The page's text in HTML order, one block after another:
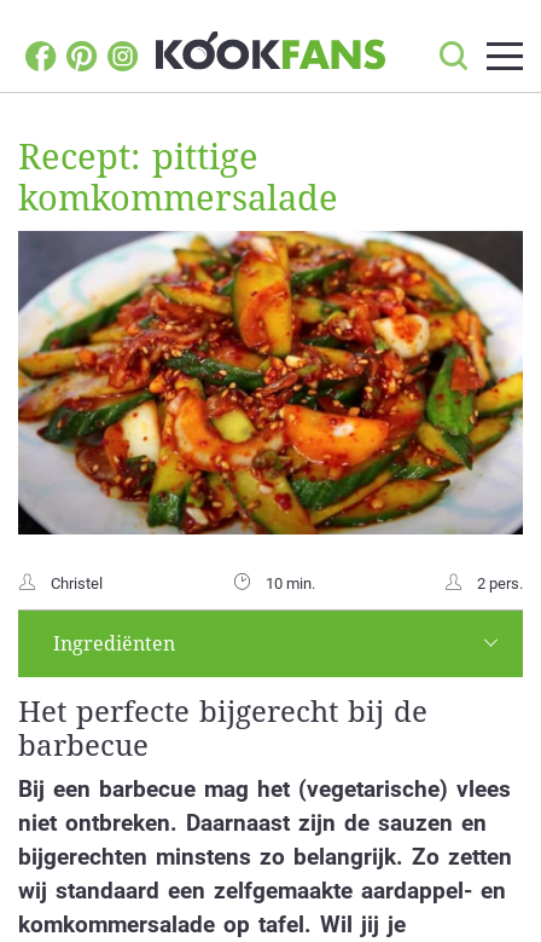
Recept: pittige
komkommersalade
Christel 10 min. 2 pers.
Ingrediënten
Het perfecte bijgerecht bij de
barbecue
Bij een barbecue mag het (vegetarische) vlees
niet ontbreken. Daarnaast zijn de sauzen en
bijgerechten minstens zo belangrijk. Zo zetten
wij standaard een zelfgemaakte aardappel- en
komkommersalade op tafel. Wil jij je